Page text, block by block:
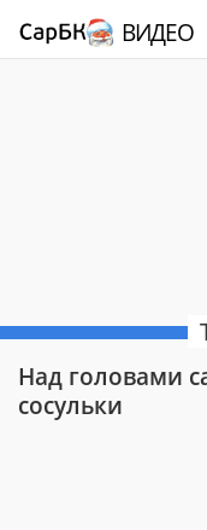
ВИДЕО
Над головами
сосульки